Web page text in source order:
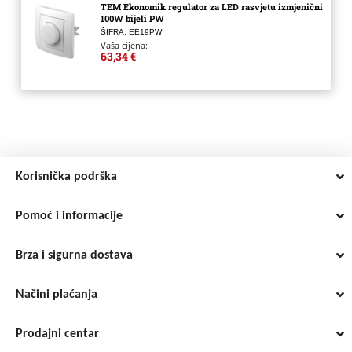
TEM Ekonomik regulator za LED rasvjetu izmjenični
100W bijeli PW
ŠIFRA: EE19PW
Vaša cijena:
63,34 €
Korisnička podrška
Pomoć i informacije
Brza i sigurna dostava
Načini plaćanja
Prodajni centar